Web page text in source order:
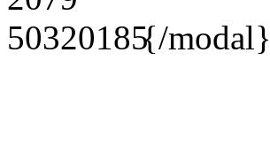
{/modal}